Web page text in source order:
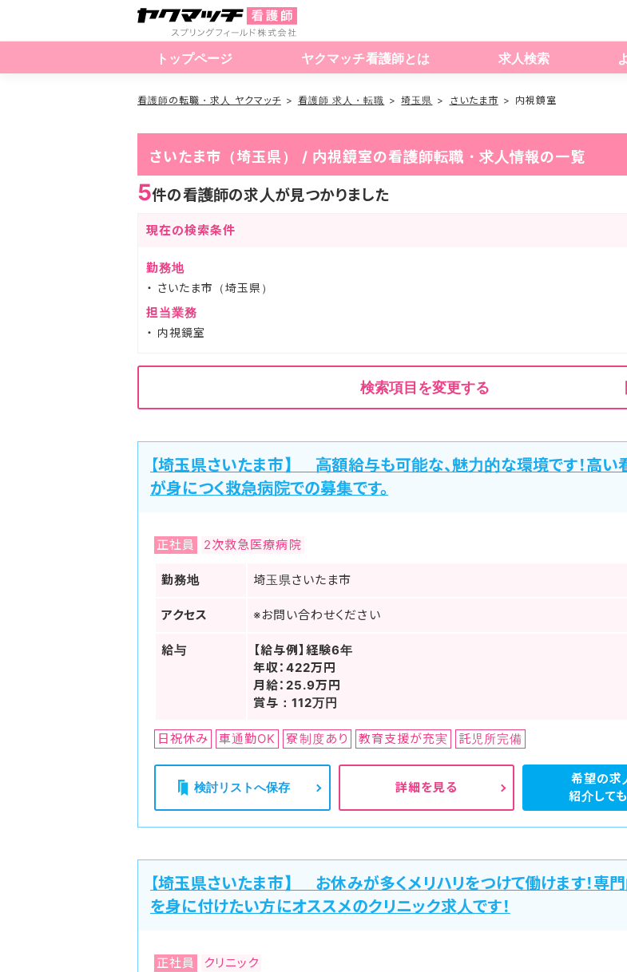
トップページ ヤクマッチ看護師とは 求人検索
看護師の転職・求人 ヤクマッチ 看護師 求人・転職 埼玉県 さいたま市 内視鏡室
さいたま市（埼玉県） / 内視鏡室の看護師転職・求人情報の一覧
5件の看護師の求人が見つかりました
現在の検索条件
勤務地
さいたま市（埼玉県）
担当業務
内視鏡室
検索項目を変更する
【埼玉県さいたま市】 高額給与も可能な、魅力的な環境です！高い
が身につく救急病院での募集です。
正社員 2次救急医療病院
勤務地 埼玉県さいたま市
アクセス ※お問い合わせください
給与
【給与例】経験6年
年収：422万円
月給：25.9万円
賞与：112万円
日祝休み 車通勤OK 寮制度あり 教育支援が充実 託児所完備
検討リストへ保存 詳細を見る
希望の求
紹介して
【埼玉県さいたま市】 お休みが多くメリハリをつけて働けます！専
を身に付けたい方にオススメのクリニック求人です！
正社員 クリニック